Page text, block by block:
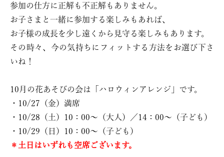
参加の仕方に正解も不正解もありません。
お子さまと一緒に参加する楽しみもあれば、
お子様の成長を少し遠くから見守る楽しみもあります。
その時々、今の気持ちにフィットする方法をお選び下さ
いね！
10月の花あそびの会は「ハロウィンアレンジ」です。
・10/27（金）満席
・10/28（土）10：00〜（大人）／14：00〜（子ども）
・10/29（日）10：00〜（子ども）
＊土日はいずれも空席ございます。